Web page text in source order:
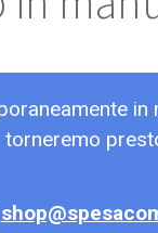
in
torneremo